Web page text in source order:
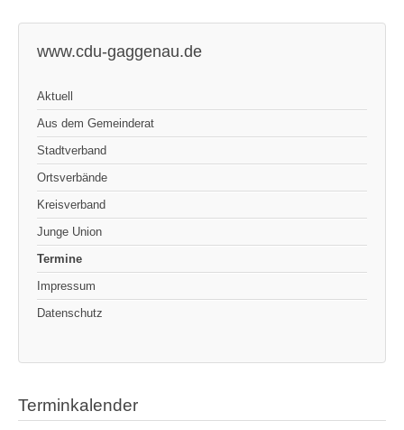
www.cdu-gaggenau.de
Aktuell
Aus dem Gemeinderat
Stadtverband
Ortsverbände
Kreisverband
Junge Union
Termine
Impressum
Datenschutz
Terminkalender